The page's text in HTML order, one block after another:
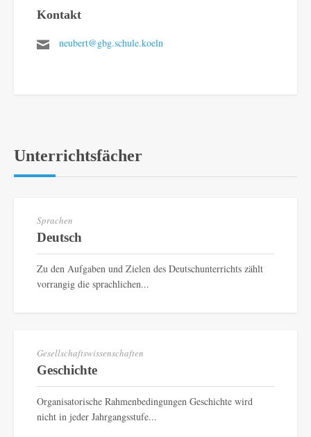
Kontakt
neubert@gbg.schule.koeln
Unterrichtsfächer
Sprachen
Deutsch
Zu den Aufgaben und Zielen des Deutschunterrichts zählt
vorrangig die sprachlichen...
Gesellschaftswissenschaften
Geschichte
Organisatorische Rahmenbedingungen Geschichte wird
nicht in jeder Jahrgangsstufe...